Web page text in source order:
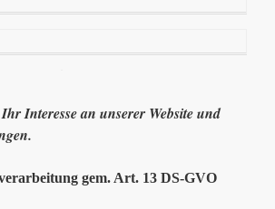
Interesse an unserer Website und
gem. Art. 13 DS-GVO